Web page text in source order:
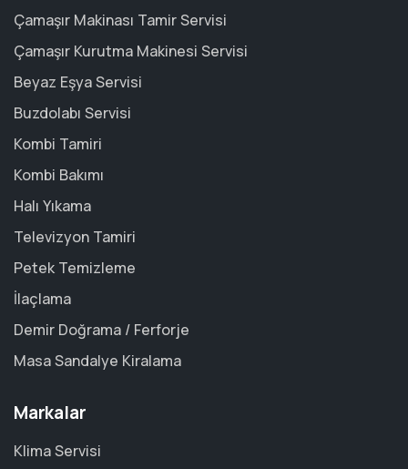
Çamaşır Makinası Tamir Servisi
Çamaşır Kurutma Makinesi Servisi
Beyaz Eşya Servisi
Buzdolabı Servisi
Kombi Tamiri
Kombi Bakımı
Halı Yıkama
Televizyon Tamiri
Petek Temizleme
İlaçlama
Demir Doğrama / Ferforje
Masa Sandalye Kiralama
Markalar
Klima Servisi